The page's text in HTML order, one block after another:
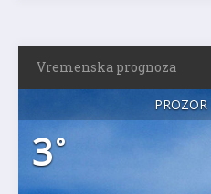
Vremenska prognoza
3°